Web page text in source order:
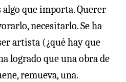
que importa. Querer
necesitarlo. Se ha
artista (¿qué hay que
logrado que una obra de
remueva, una.